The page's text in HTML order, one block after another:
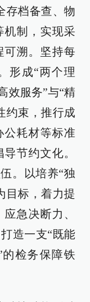
存档备查、物
机制，实现采
可溯。坚持每
形成“两个理
效服务”与“精
约束，推行成
公耗材等标准
节约文化。
。以培养“独
目标，着力提
急决断力、
造一支“既能
检务保障铁